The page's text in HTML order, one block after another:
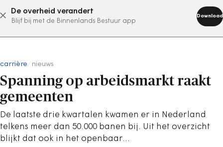
De overheid verandert
Blijf bij met de Binnenlands Bestuur app
Download
abonneer nu
carrière nieuws
Spanning op arbeidsmarkt raakt
gemeenten
De laatste drie kwartalen kwamen er in Nederland
telkens meer dan 50.000 banen bij. Uit het overzicht
blijkt dat ook in het openbaar…